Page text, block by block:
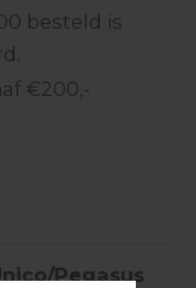
besteld is
€200,-
Pegasus